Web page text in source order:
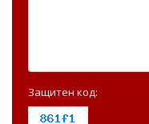
Защитен код: